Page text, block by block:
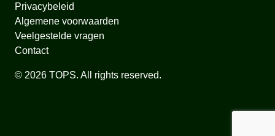
Privacybeleid
Algemene voorwaarden
Veelgestelde vragen
Contact
© 2026 TOPS. All rights reserved.